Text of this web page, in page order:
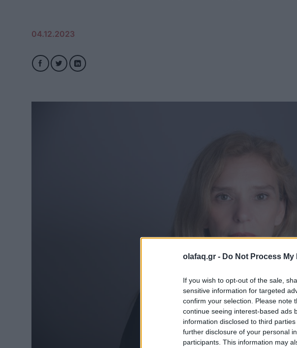
olafaq.gr - Do Not Process
If you wish to opt-out of the sale,
sensitive information for targeted
confirm your selection. Please note
continue seeing interest-based ads
information disclosed to third
further disclosure of your personal
participants. This information may
04.12.2023